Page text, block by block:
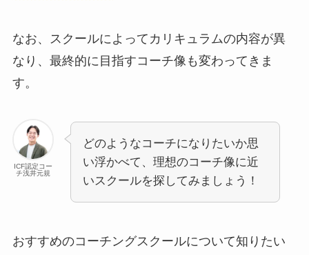
なお、スクールによってカリキュラムの内容が異
なり、最終的に目指すコーチ像も変わってきま
す。
ICF認定コー
チ浅井元規
どのようなコーチになりたいか思
い浮かべて、理想のコーチ像に近
いスクールを探してみましょう！
おすすめのコーチングスクールについて知りたい